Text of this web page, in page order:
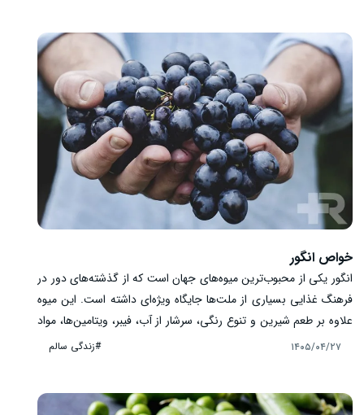
با مهم‌ترین خواص سیب، ارزش غذایی، بهترین روش مصرف و نکات
مهم درباره این میوه آشنا می‌شوید.
خواص انگور
انگور یکی از محبوب‌ترین میوه‌های جهان است که از گذشته‌های دور در
فرهنگ غذایی بسیاری از ملت‌ها جایگاه ویژه‌ای داشته است. این میوه
علاوه بر طعم شیرین و تنوع رنگی، سرشار از آب، فیبر، ویتامین‌ها، مواد
معدنی و ترکیبات گیاهی ارزشمند مانند پلی‌فنول‌ها، فلاونوئیدها و
می‌تواند به تأمین انرژی بدن، حفظ سلامت قلب، حمایت از عملکرد
۱۴۰۵/۰۴/۲۷ #زندگی سالم